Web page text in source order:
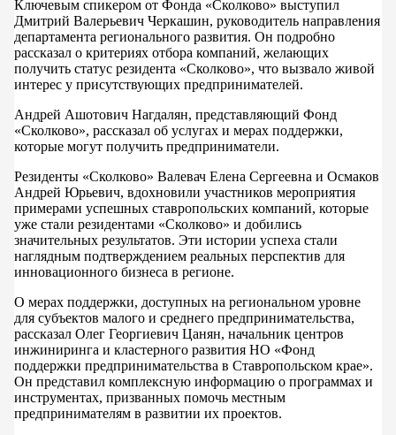
Ключевым спикером от Фонда «Сколково» выступил
Дмитрий Валерьевич Черкашин, руководитель направления
департамента регионального развития. Он подробно
рассказал о критериях отбора компаний, желающих
получить статус резидента «Сколково», что вызвало живой
интерес у присутствующих предпринимателей.
Андрей Ашотович Нагдалян, представляющий Фонд
«Сколково», рассказал об услугах и мерах поддержки,
которые могут получить предприниматели.
Резиденты «Сколково» Валевач Елена Сергеевна и Осмаков
Андрей Юрьевич, вдохновили участников мероприятия
примерами успешных ставропольских компаний, которые
уже стали резидентами «Сколково» и добились
значительных результатов. Эти истории успеха стали
наглядным подтверждением реальных перспектив для
инновационного бизнеса в регионе.
О мерах поддержки, доступных на региональном уровне
для субъектов малого и среднего предпринимательства,
рассказал Олег Георгиевич Цанян, начальник центров
инжиниринга и кластерного развития НО «Фонд
поддержки предпринимательства в Ставропольском крае».
Он представил комплексную информацию о программах и
инструментах, призванных помочь местным
предпринимателям в развитии их проектов.